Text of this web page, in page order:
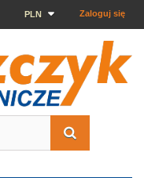
Zaloguj się
PLN